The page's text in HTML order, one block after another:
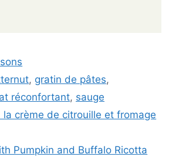
, gratin de pâtes,
réconfortant, sauge
la crème de citrouille et fromage
Pumpkin and Buffalo Ricotta